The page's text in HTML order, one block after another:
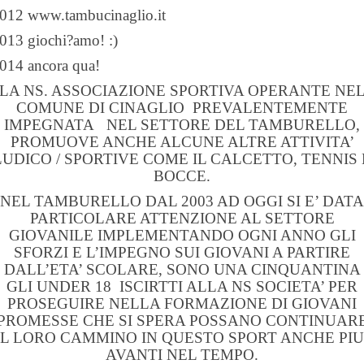
www.tambucinaglio.it
giochi?amo! :)
ancora qua!
NS. ASSOCIAZIONE SPORTIVA OPERANTE NEL
COMUNE DI CINAGLIO PREVALENTEMENTE
IMPEGNATA NEL SETTORE DEL TAMBURELLO,
PROMUOVE ANCHE ALCUNE ALTRE ATTIVITA’
/ SPORTIVE COME IL CALCETTO, TENNIS
BOCCE.
NEL TAMBURELLO DAL 2003 AD OGGI SI E’ DATA
PARTICOLARE ATTENZIONE AL SETTORE
GIOVANILE IMPLEMENTANDO OGNI ANNO GLI
SFORZI E L’IMPEGNO SUI GIOVANI A PARTIRE
DALL’ETA’ SCOLARE, SONO UNA CINQUANTINA
GLI UNDER 18 ISCIRTTI ALLA NS SOCIETA’ PER
PROSEGUIRE NELLA FORMAZIONE DI GIOVANI
CHE SI SPERA POSSANO
LORO CAMMINO IN QUESTO SPORT ANCHE
AVANTI NEL TEMPO.